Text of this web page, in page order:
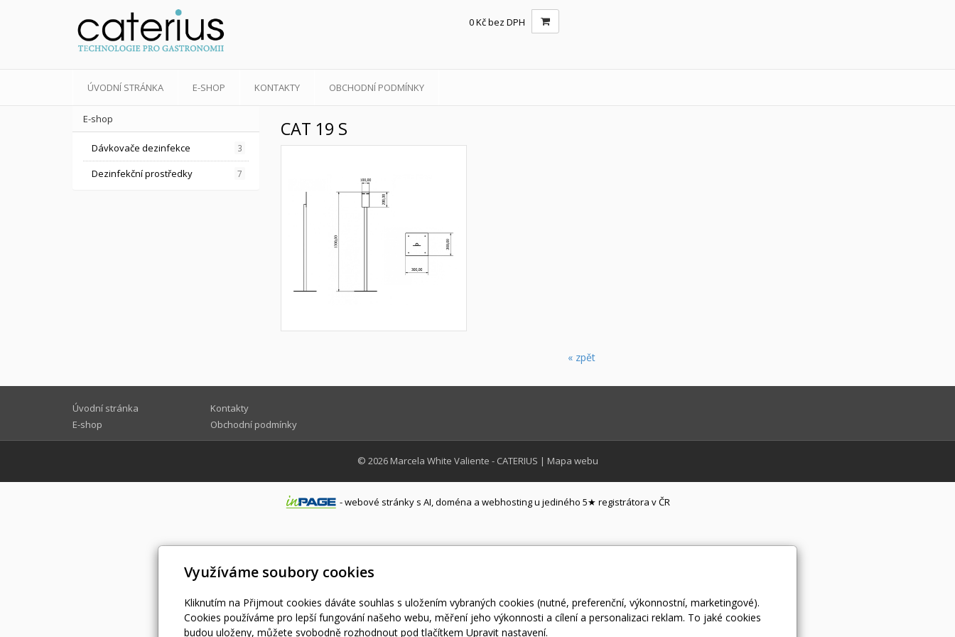
0 Kč bez DPH
ÚVODNÍ STRÁNKA E-SHOP KONTAKTY OBCHODNÍ PODMÍNKY
CAT 19 S
« zpět
E-shop
Dávkovače dezinfekce 3
Dezinfekční prostředky 7
Úvodní stránka
E-shop
Kontakty
Obchodní podmínky
© 2026 Marcela White Valiente - CATERIUS | Mapa webu
-webové stránky s AI,doména a webhostingu jediného 5★ registrátora v ČR
Využíváme soubory cookies
Kliknutím na Přijmout cookies dáváte souhlas s uložením vybraných cookies (nutné, preferenční, výkonnostní, marketingové).
Cookies používáme pro lepší fungování našeho webu, měření jeho výkonnosti a cílení a personalizaci reklam. To jaké cookies
budou uloženy, můžete svobodně rozhodnout pod tlačítkem Upravit nastavení.